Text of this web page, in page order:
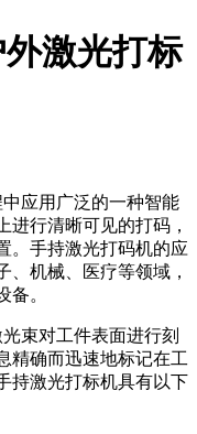
激光打标
应用广泛的一种智能
进行清晰可见的打码，
。手持激光打码机的应
、机械、医疗等领域，
备。
束对工件表面进行刻
精确而迅速地标记在工
持激光打标机具有以下